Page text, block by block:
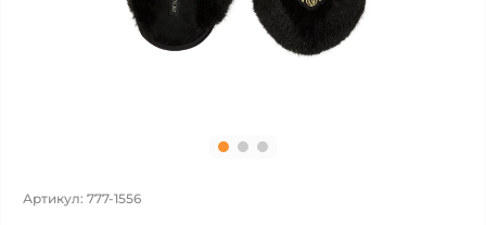
Артикул: 777-1556